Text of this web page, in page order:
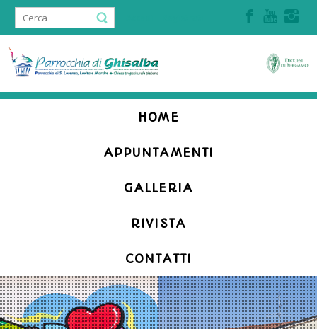
HOME
APPUNTAMENTI
GALLERIA
RIVISTA
CONTATTI